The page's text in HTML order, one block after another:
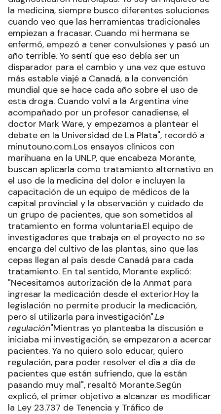
la medicina, siempre busco diferentes soluciones
cuando veo que las herramientas tradicionales
empiezan a fracasar. Cuando mi hermana se
enfermó, empezó a tener convulsiones y pasó un
año terrible. Yo sentí que eso debía ser un
disparador para el cambio y una vez que estuvo
más estable viajé a Canadá, a la convención
mundial que se hace cada año sobre el uso de
esta droga. Cuando volví a la Argentina vine
acompañado por un profesor canadiense, el
doctor Mark Ware, y empezamos a plantear el
debate en la Universidad de La Plata", recordó a
minutouno.com.Los ensayos clínicos con
marihuana en la UNLP, que encabeza Morante,
buscan aplicarla como tratamiento alternativo en
el uso de la medicina del dolor e incluyen la
capacitación de un equipo de médicos de la
capital provincial y la observación y cuidado de
un grupo de pacientes, que son sometidos al
tratamiento en forma voluntaria.El equipo de
investigadores que trabaja en el proyecto no se
encarga del cultivo de las plantas, sino que las
cepas llegan al país desde Canadá para cada
tratamiento. En tal sentido, Morante explicó:
"Necesitamos autorización de la Anmat para
ingresar la medicación desde el exterior.Hoy la
legislación no permite producir la medicación,
pero sí utilizarla para investigación".La
regulación"Mientras yo planteaba la discusión e
iniciaba mi investigación, se empezaron a acercar
pacientes. Ya no quiero solo educar, quiero
regulación, para poder resolver el día a día de
pacientes que están sufriendo, que la están
pasando muy mal", resaltó Morante.Según
explicó, el primer objetivo a alcanzar es modificar
la Ley 23.737 de Tenencia y Tráfico de